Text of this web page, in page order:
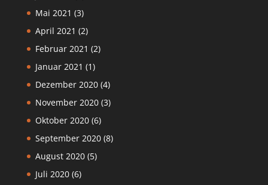
Mai 2021 (3)
April 2021 (2)
Februar 2021 (2)
Januar 2021 (1)
Dezember 2020(4)
November 2020(3)
Oktober 2020(6)
September 2020(8)
August 2020(5)
Juli 2020(6)